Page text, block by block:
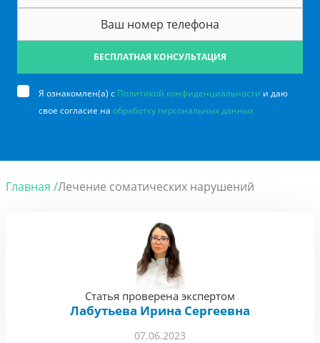
БЕСПЛАТНАЯ КОНСУЛЬТАЦИЯ
Я ознакомлен(а) с Политикой конфиденциальности и даю
свое согласие на обработку персональных данных
Главная /Лечение соматических нарушений
07.06.2023
Статья проверена экспертом
Лабутьева Ирина Сергеевна